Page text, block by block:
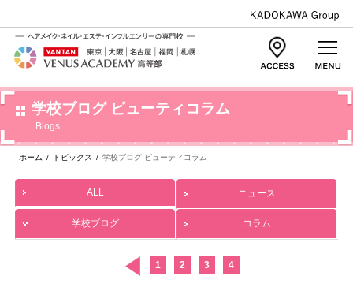
学校ブログ ビューティコラム
Blogs
ホーム / トピックス / 学校ブログ ビューティコラム
ALL ニュース
学校ブログ コラム
1 2 3 4